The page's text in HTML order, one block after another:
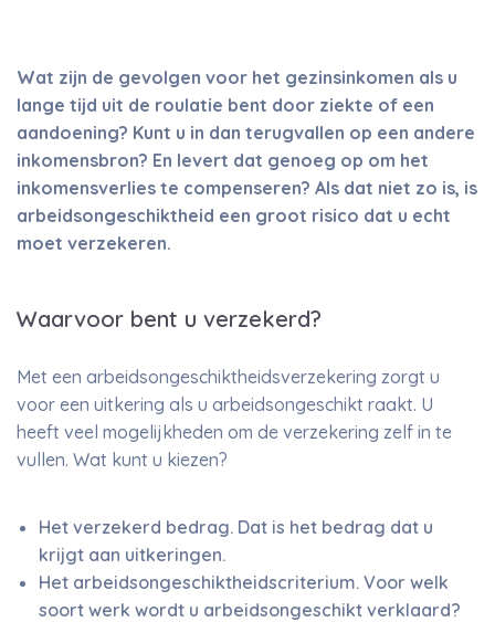
Wat zijn de gevolgen voor het gezinsinkomen als u
lange tijd uit de roulatie bent door ziekte of een
aandoening? Kunt u in dan terugvallen op een andere
inkomensbron? En levert dat genoeg op om het
inkomensverlies te compenseren? Als dat niet zo is, is
arbeidsongeschiktheid een groot risico dat u echt
moet verzekeren.
Waarvoor bent u verzekerd?
Met een arbeidsongeschiktheidsverzekering zorgt u
voor een uitkering als u arbeidsongeschikt raakt. U
heeft veel mogelijkheden om de verzekering zelf in te
vullen. Wat kunt u kiezen?
Het verzekerd bedrag. Dat is het bedrag dat u
krijgt aan uitkeringen.
Het arbeidsongeschiktheidscriterium. Voor welk
soort werk wordt u arbeidsongeschikt verklaard?